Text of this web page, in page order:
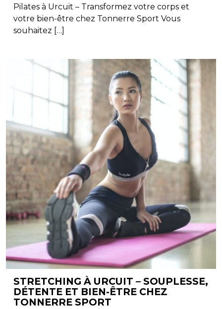
Pilates à Urcuit – Transformez votre corps et
votre bien-être chez Tonnerre Sport Vous
souhaitez […]
STRETCHING À URCUIT – SOUPLESSE,
DÉTENTE ET BIEN-ÊTRE CHEZ
TONNERRE SPORT